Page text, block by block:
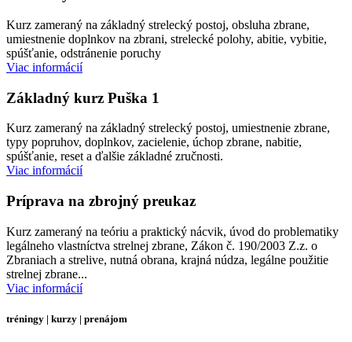
Kurz zameraný na základný strelecký postoj, obsluha zbrane,
umiestnenie doplnkov na zbrani, strelecké polohy, abitie, vybitie,
spúšťanie, odstránenie poruchy
Viac informácií
Základný kurz Puška 1
Kurz zameraný na základný strelecký postoj, umiestnenie zbrane,
typy popruhov, doplnkov, zacielenie, úchop zbrane, nabitie,
spúšťanie, reset a ďalšie základné zručnosti.
Viac informácií
Príprava na zbrojný preukaz
Kurz zameraný na teóriu a praktický nácvik, úvod do problematiky
legálneho vlastníctva strelnej zbrane, Zákon č. 190/2003 Z.z. o
Zbraniach a strelive, nutná obrana, krajná núdza, legálne použitie
strelnej zbrane...
Viac informácií
tréningy | kurzy | prenájom